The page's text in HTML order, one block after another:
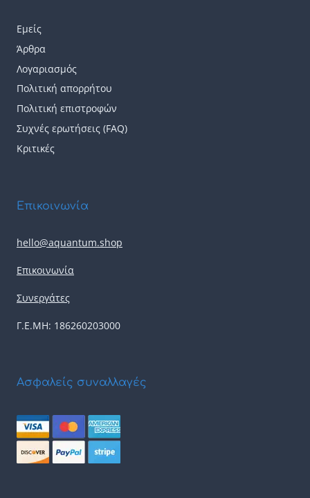
Εμείς
Άρθρα
Λογαριασμός
Πολιτική απορρήτου
Πολιτική επιστροφών
Συχνές ερωτήσεις (FAQ)
Κριτικές
Επικοινωνία
hello@aquantum.shop
Επικοινωνία
Συνεργάτες
Γ.Ε.ΜΗ: 186260203000
Ασφαλείς συναλλαγές